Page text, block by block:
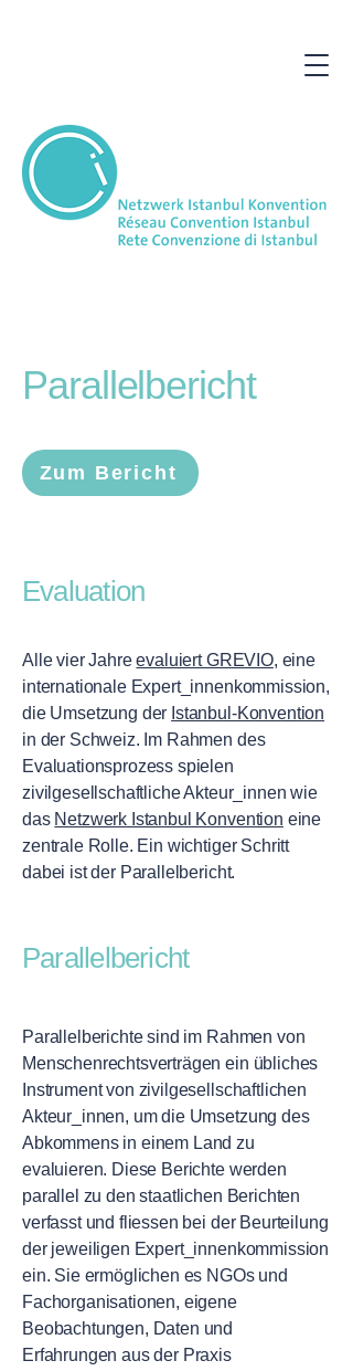
Parallelbericht
Zum Bericht
Evaluation
Alle vier Jahreevaluiert GREVIO, eine
internationale Expert_innenkommission,
die Umsetzung der Istanbul-Konvention
in der Schweiz. Im Rahmen des
Evaluationsprozess spielen
zivilgesellschaftliche Akteur_innen wie
das Netzwerk Istanbul Konvention eine
zentrale Rolle. Ein wichtiger Schritt
dabei ist der Parallelbericht.
Parallelbericht
Parallelberichte sind im Rahmen von
Menschenrechtsverträgen ein übliches
Instrument von zivilgesellschaftlichen
Akteur_innen, um die Umsetzung des
Abkommens in einem Land zu
evaluieren. Diese Berichte werden
parallel zu den staatlichen Berichten
verfasst und fliessen bei der Beurteilung
der jeweiligen Expert_innenkommission
ein. Sie ermöglichen es NGOs und
Fachorganisationen, eigene
Beobachtungen, Daten und
Erfahrungen aus der Praxis